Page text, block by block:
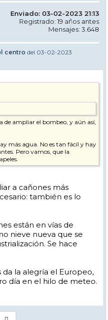
Enviado: 03-02-2023 21:13
Registrado: 19 años antes
Mensajes: 3.648
centro del 03-02-2023
de ampliar el bombeo, y aún así,
más agua. No es tan fácil y hay
Pero vamos, que la
a cañones más
también es lo
están en vías de
nieve nueva que se
Se hace
da la alegría el Europeo,
día en el hilo de meteo.